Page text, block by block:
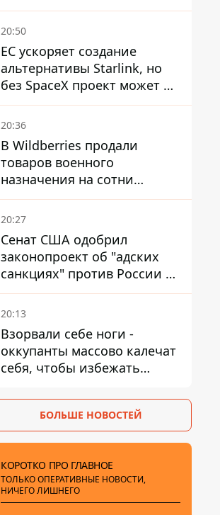
20:50
ЕС ускоряет создание
альтернативы Starlink, но
без SpaceX проект может не
обойтись
20:36
В Wildberries продали
товаров военного
назначения на сотни
миллионов, но удары ВСУ
изменили ситуацию
20:27
Сенат США одобрил
законопроект об "адских
санкциях" против России и
Ирана
20:13
Взорвали себе ноги -
оккупанты массово калечат
себя, чтобы избежать
БОЛЬШЕ НОВОСТЕЙ
КОРОТКО ПРО ГЛАВНОЕ
ТОЛЬКО ОПЕРАТИВНЫЕ НОВОСТИ,
НИЧЕГО ЛИШНЕГО